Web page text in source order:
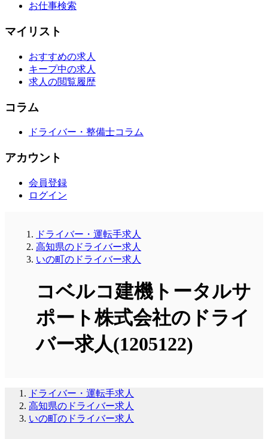
お仕事検索
マイリスト
おすすめの求人
キープ中の求人
求人の閲覧履歴
コラム
ドライバー・整備士コラム
アカウント
会員登録
ログイン
ドライバー・運転手求人
高知県のドライバー求人
いの町のドライバー求人
コベルコ建機トータルサ
ポート株式会社のドライ
バー求人(1205122)
ドライバー・運転手求人
高知県のドライバー求人
いの町のドライバー求人